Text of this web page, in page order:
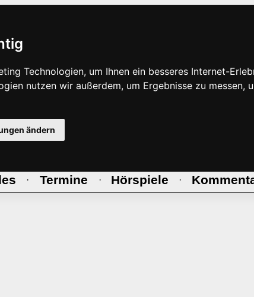
Technologien, um Ihnen ein besseres Internet-
nutzen wir außerdem, um Ergebnisse zu
ändern
· Termine · Hörspiele ·